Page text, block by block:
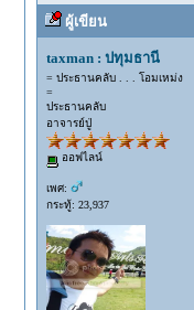
ผู้เขียน
taxman : ปทุมธานี
= ประธานคลับ . . . โอมเหม่ง
=
ประธานคลับ
อาจารย์ปู่
ออฟไลน์
เพศ:
กระทู้: 23,937